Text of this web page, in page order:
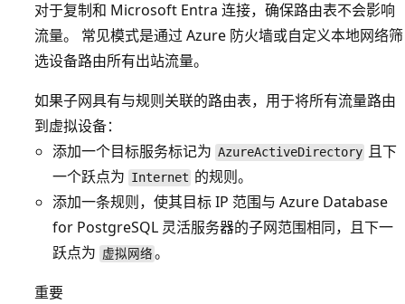
对于复制和 Microsoft Entra 连接，确保路由表不会影响
流量。 常见模式是通过 Azure 防火墙或自定义本地网络筛
选设备路由所有出站流量。
如果子网具有与规则关联的路由表，用于将所有流量路由
到虚拟设备：
添加一个目标服务标记为 AzureActiveDirectory 且下
一个跃点为 Internet 的规则。
添加一条规则，使其目标 IP 范围与 Azure Database
for PostgreSQL 灵活服务器的子网范围相同，且下一
跃点为 虚拟网络 。
重要